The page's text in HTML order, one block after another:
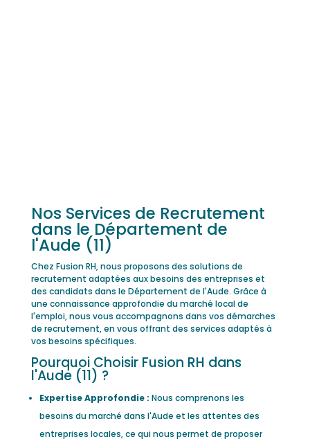
Nos Services de Recrutement
dans le Département de
l'Aude (11)
Chez Fusion RH, nous proposons des solutions de
recrutement adaptées aux besoins des entreprises et
des candidats dans le Département de l'Aude. Grâce à
une connaissance approfondie du marché local de
l'emploi, nous vous accompagnons dans vos démarches
de recrutement, en vous offrant des services adaptés à
vos besoins spécifiques.
Pourquoi Choisir Fusion RH dans
l'Aude (11) ?
Expertise Approfondie : Nous comprenons les
besoins du marché dans l'Aude et les attentes des
entreprises locales, ce qui nous permet de proposer